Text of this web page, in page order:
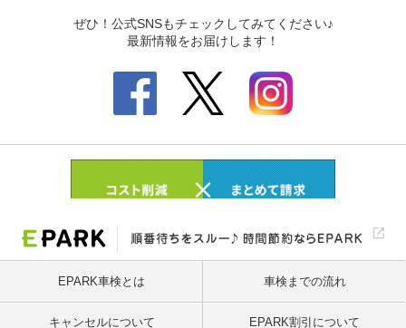
EPARK車検とは 車検までの流れ
キャンセルについて EPARK割引について